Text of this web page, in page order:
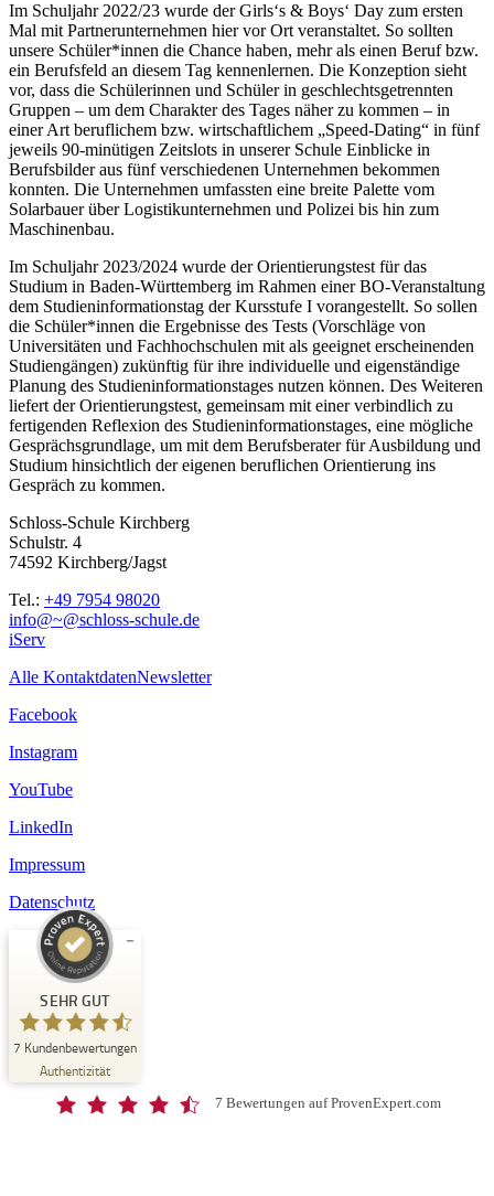
Im Schuljahr 2022/23 wurde der Girls‘s & Boys‘ Day zum ersten
Mal mit Partnerunternehmen hier vor Ort veranstaltet. So sollten
unsere Schüler*innen die Chance haben, mehr als einen Beruf bzw.
ein Berufsfeld an diesem Tag kennenlernen. Die Konzeption sieht
vor, dass die Schülerinnen und Schüler in geschlechtsgetrennten
Gruppen – um dem Charakter des Tages näher zu kommen – in
einer Art beruflichem bzw. wirtschaftlichem „Speed-Dating“ in fünf
jeweils 90-minütigen Zeitslots in unserer Schule Einblicke in
Berufsbilder aus fünf verschiedenen Unternehmen bekommen
konnten. Die Unternehmen umfassten eine breite Palette vom
Solarbauer über Logistikunternehmen und Polizei bis hin zum
Maschinenbau.
Im Schuljahr 2023/2024 wurde der Orientierungstest für das
Studium in Baden-Württemberg im Rahmen einer BO-Veranstaltung
dem Studieninformationstag der Kursstufe I vorangestellt. So sollen
die Schüler*innen die Ergebnisse des Tests (Vorschläge von
Universitäten und Fachhochschulen mit als geeignet erscheinenden
Studiengängen) zukünftig für ihre individuelle und eigenständige
Planung des Studieninformationstages nutzen können. Des Weiteren
liefert der Orientierungstest, gemeinsam mit einer verbindlich zu
fertigenden Reflexion des Studieninformationstages, eine mögliche
Gesprächsgrundlage, um mit dem Berufsberater für Ausbildung und
Studium hinsichtlich der eigenen beruflichen Orientierung ins
Gespräch zu kommen.
Schloss-Schule Kirchberg
Schulstr. 4
74592 Kirchberg/Jagst
Tel.: +49 7954 98020
info@~@schloss-schule.de
iServ
Alle KontaktdatenNewsletter
Facebook
Instagram
YouTube
LinkedIn
Impressum
Datenschutz
SEHR GUT
7 Kundenbewertungen
Authentizität
Kundenbewertungen und Erfahrungen zu
Schloss-Schule Kirchberg
ProvenExpert.com
SEHR GUT
4,67
/
5,00 7 Bewertungen auf ProvenExpert.com